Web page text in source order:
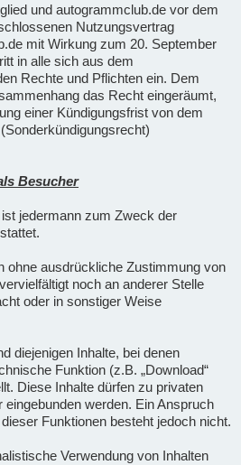
und autogrammclub.de vor dem
Nutzungsvertrag
mit Wirkung zum 20. September
in alle sich aus dem
Rechte und Pflichten ein. Dem
das Recht eingeräumt,
einer Kündigungsfrist von dem
Besucher
jedermann zum Zweck der
ohne ausdrückliche Zustimmung von
noch an anderer Stelle
oder in sonstiger Weise
diejenigen Inhalte, bei denen
Funktion (z.B. „Download“
Diese Inhalte dürfen zu privaten
werden. Ein Anspruch
Funktionen besteht jedoch nicht.
Verwendung von Inhalten